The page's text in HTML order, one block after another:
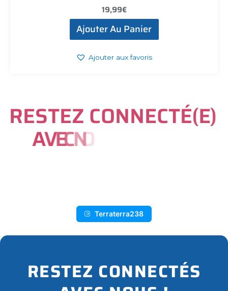
19,99€
Ajouter Au Panier
Ajouter aux favoris
RESTEZ CONNECTÉ(E)
AVECN
Terraterra238
RESTEZ CONNECTÉS